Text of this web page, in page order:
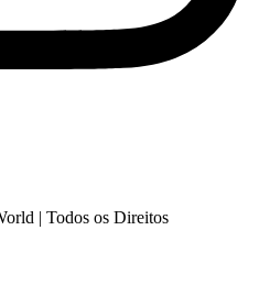
| Todos os Direitos